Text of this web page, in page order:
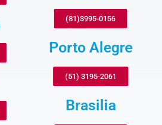
(81)3995-0156
Porto Alegre
(51) 3195-2061
Brasilia